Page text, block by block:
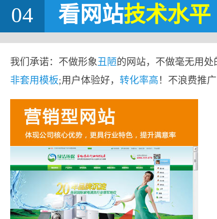
04 看网站技术水平
我们承诺：不做形象丑陋的网站，不做毫无用处
非套用模板;用户体验好， 转化率高！不浪费推